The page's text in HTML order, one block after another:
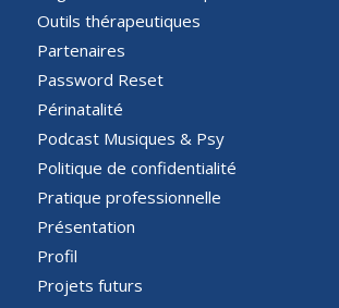
Outils thérapeutiques
Partenaires
Password Reset
Périnatalité
Podcast Musiques & Psy
Politique de confidentialité
Pratique professionnelle
Présentation
Profil
Projets futurs